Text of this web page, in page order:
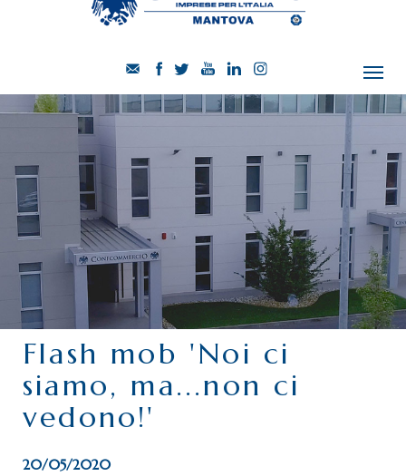
CHI SIAMO
SERVIZI
CATEGORIE
DELEGAZIONI
ATTIVITÀ STORICHE
PERIODICO
PERCHÉ ASSOCIARSI?
DOVE SIAMO
CONTATTI
Flash mob 'Noi ci
siamo, ma...non ci
vedono!'
20/05/2020